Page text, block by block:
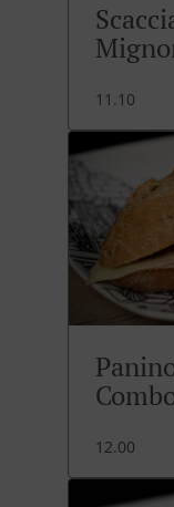
11.10
12.00